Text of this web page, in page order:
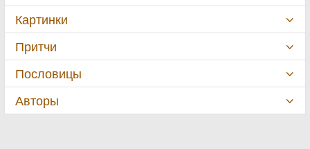
Картинки
Притчи
Пословицы
Авторы